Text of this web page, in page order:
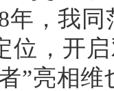
年，我
位，开
”亮相